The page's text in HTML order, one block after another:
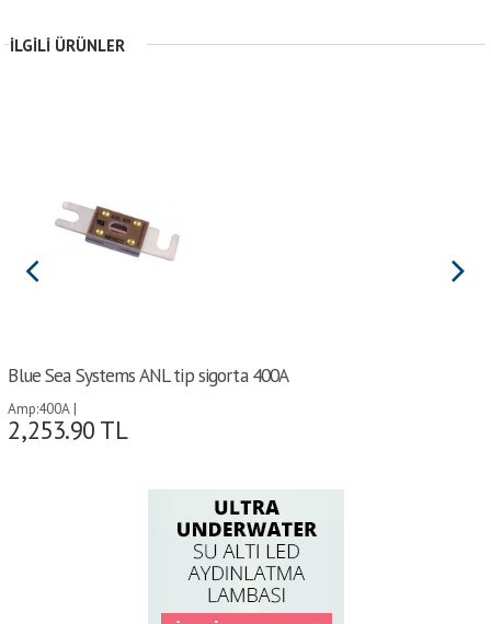
İLGILI ÜRÜNLER
Blue Sea Systems ANL tip sigorta 400A
Amp:400A |
2,253.90 TL